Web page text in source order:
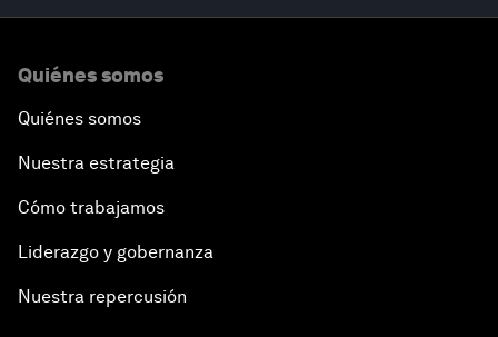
Quiénes somos
Quiénes somos
Nuestra estrategia
Cómo trabajamos
Liderazgo y gobernanza
Nuestra repercusión